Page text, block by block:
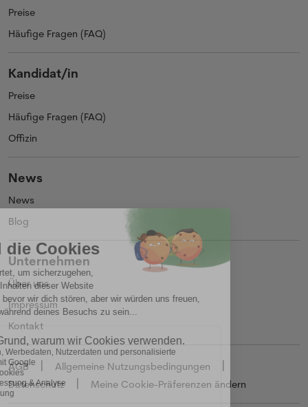
Preise
Häufige Fragen (FAQ)
Kandidat/in
Preise
Häufige Fragen (FAQ)
Offizin
News
News
Blog
Unternehmen
Über uns
Impressum
Kontakt
AGB
Allgemeine Nutzungsbedingungen
Datenschutz
Meine Cookie-Präferenzen ändern